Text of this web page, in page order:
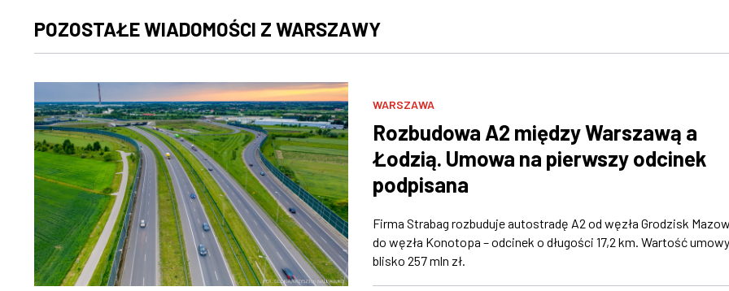
POZOSTAŁE WIADOMOŚCI Z WARSZAWY
WARSZAWA
Rozbudowa A2 między Warszawą a
Łodzią. Umowa na pierwszy odcinek
podpisana
Firma Strabag rozbuduje autostradę A2 od węzła Grodzisk
do węzła Konotopa – odcinek o długości 17,2 km. Wartość
blisko 257 mln zł.